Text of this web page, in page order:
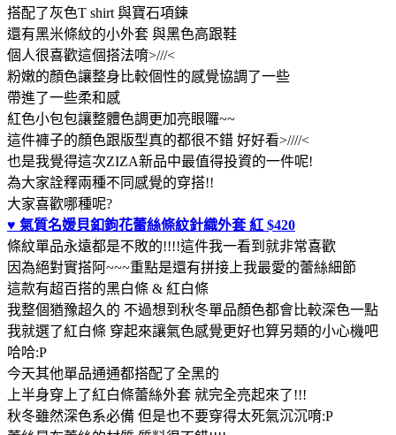
搭配了灰色T shirt 與寶石項鍊
還有黑米條紋的小外套 與黑色高跟鞋
個人很喜歡這個搭法唷>///<
粉嫩的顏色讓整身比較個性的感覺協調了一些
帶進了一些柔和感
紅色小包包讓整體色調更加亮眼囉~~
這件褲子的顏色跟版型真的都很不錯 好好看>////<
也是我覺得這次ZIZA新品中最值得投資的一件呢!
為大家詮釋兩種不同感覺的穿搭!!
大家喜歡哪種呢?
♥ 氣質名媛貝釦鉤花蕾絲條紋針織外套 紅 $420
條紋單品永遠都是不敗的!!!!這件我一看到就非常喜歡
因為絕對實搭阿~~~重點是還有拼接上我最愛的蕾絲細節
這款有超百搭的黑白條 & 紅白條
我整個猶豫超久的 不過想到秋冬單品顏色都會比較深色一點
我就選了紅白條 穿起來讓氣色感覺更好也算另類的小心機吧
哈哈:P
今天其他單品通通都搭配了全黑的
上半身穿上了紅白條蕾絲外套 就完全亮起來了!!!
秋冬雖然深色系必備 但是也不要穿得太死氣沉沉唷:P